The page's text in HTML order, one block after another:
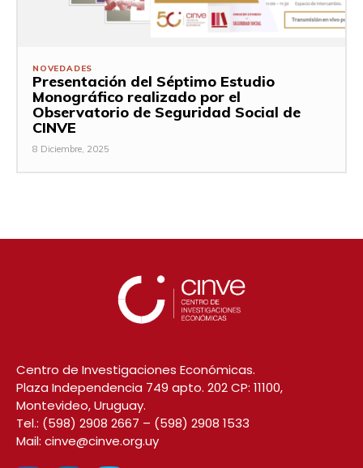
NOVEDADES
Presentación del Séptimo Estudio
Monográfico realizado por el
Observatorio de Seguridad Social de
CINVE
8 Diciembre, 2025
Centro de Investigaciones Económicas.
Plaza Independencia 749 apto. 202 CP: 11100,
Montevideo, Uruguay.
Tel.: (598) 2908 2667 – (598) 2908 1533
Mail: cinve@cinve.org.uy